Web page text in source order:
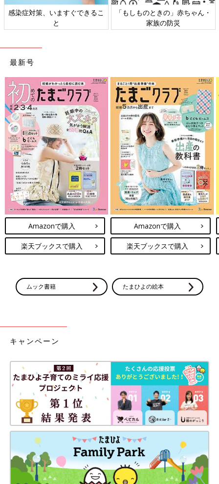
感染症対策、いますぐできるこ
と
「もしものときの」赤ちゃん・
家族の防災
最新号
Amazonで購入
楽天ブックスで購入
Amazonで購入
楽天ブックスで購入
ムック書籍 たまひよの絵本
キャンペーン